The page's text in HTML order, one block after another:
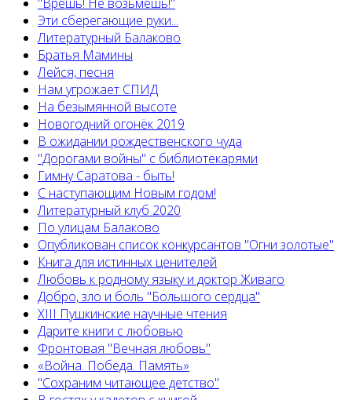
Эти сберегающие руки...
Литературный Балаково
Братья Мамины
Лейся, песня
Нам угрожает СПИД
На безымянной высоте
Новогодний огонёк 2019
В ожидании рождественского чуда
"Дорогами войны" с библиотекарями
Гимну Саратова - быть!
С наступающим Новым годом!
Литературный клуб 2020
По улицам Балаково
Опубликован список конкурсантов "Огни золотые"
Книга для истинных ценителей
Любовь к родному языку и доктор Живаго
Добро, зло и боль "Большого сердца"
XIII Пушкинские научные чтения
Дарите книги с любовью
Фронтовая "Вечная любовь"
«Война. Победа. Память»
"Сохраним читающее детство"